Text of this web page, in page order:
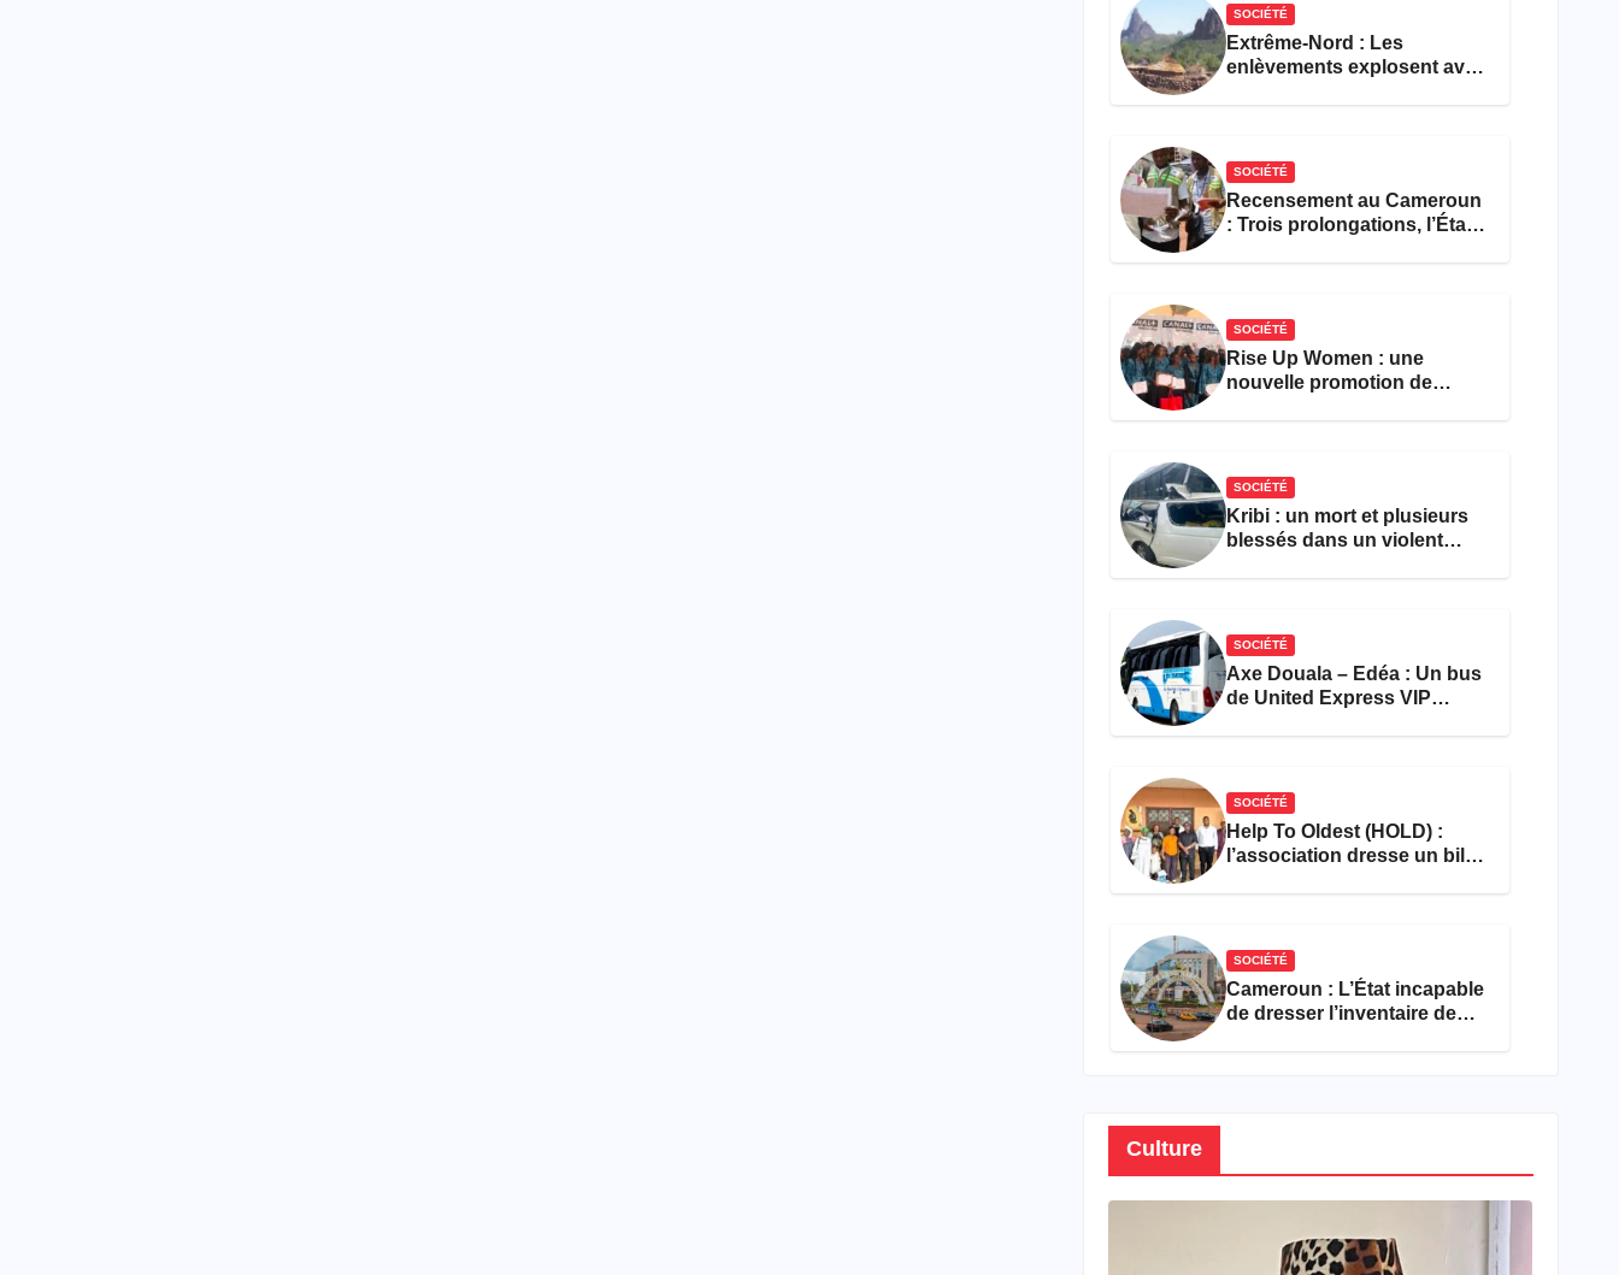
SOCIÉTÉ
Extrême-Nord : Les
enlèvements explosent avec
SOCIÉTÉ
Recensement au Cameroun
: Trois prolongations, l’État
SOCIÉTÉ
Rise Up Women : une
nouvelle promotion de
SOCIÉTÉ
Kribi : un mort et plusieurs
blessés dans un violent
SOCIÉTÉ
Axe Douala – Edéa : Un bus
de United Express VIP
SOCIÉTÉ
Help To Oldest (HOLD) :
l’association dresse un bilan
SOCIÉTÉ
Cameroun : L’État incapable
de dresser l’inventaire de
Culture